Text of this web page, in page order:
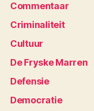
Commentaar
Criminaliteit
Cultuur
De Fryske Marren
Defensie
Democratie